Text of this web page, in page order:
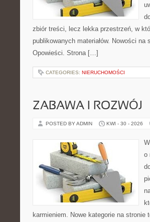
zbiór treści, lecz lekka przestrzeń, w
publikowanych materiałów. Nowości
Opowieści. Strona […]
CATEGORIES: NIERUCHOMOŚCI
ZABAWA I ROZWÓJ
POSTED BY ADMIN KWI - 30 - 2026
o
karmieniem. Nowe kategorie na stronie